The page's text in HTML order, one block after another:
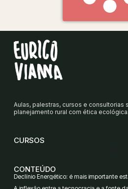
Aulas, palestras, cursos e consultorias
planejamento rural com ética ecológica.
CURSOS
CONTEÚDO
Declínio Energético: é mais importante